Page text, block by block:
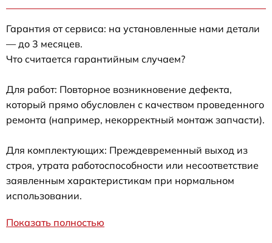
Гарантия от сервиса: на установленные нами детали
— до 3 месяцев.
Что считается гарантийным случаем?
Для работ: Повторное возникновение дефекта,
который прямо обусловлен с качеством проведенного
ремонта (например, некорректный монтаж запчасти).
Для комплектующих: Преждевременный выход из
строя, утрата работоспособности или несоответствие
заявленным характеристикам при нормальном
использовании.
Показать полностью